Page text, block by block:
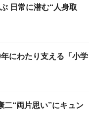
日常に潜む“人身取
にわたり支える「小学
二“両片思い”にキュン